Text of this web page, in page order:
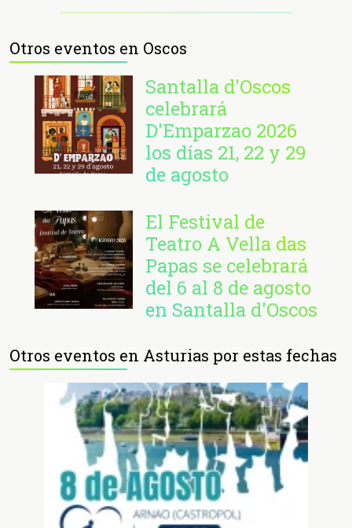
Otros eventos en Oscos
Santalla d'Oscos
celebrará
D'Emparzao 2026
los días 21, 22 y 29
de agosto
El Festival de
Teatro A Vella das
Papas se celebrará
del 6 al 8 de agosto
en Santalla d'Oscos
Otros eventos en Asturias por estas fechas